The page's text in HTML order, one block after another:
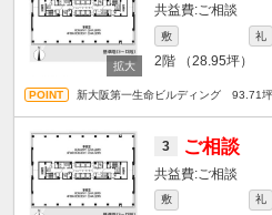
ご相談
敷 礼
2階 （28.95坪）
新大阪第一生命ビルディング 93.71坪
3 ご相談
ご相談
敷 礼